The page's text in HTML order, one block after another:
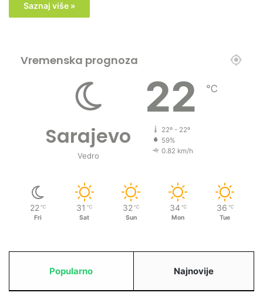
Saznaj više »
Vremenska prognoza
Sarajevo
Vedro
22 ℃
22º - 22º
59%
0.82 km/h
22 ℃
Fri
31 ℃
Sat
32 ℃
Sun
34 ℃
Mon
36 ℃
Tue
Popularno Najnovije